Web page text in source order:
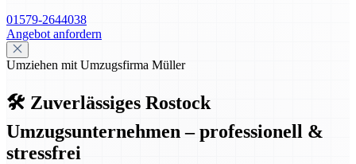
01579-2644038
Angebot anfordern
Umziehen mit Umzugsfirma Müller
🛠️ Zuverlässiges Rostock
Umzugsunternehmen – professionell &
stressfrei